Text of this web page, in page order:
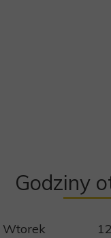
Godziny
Wtorek